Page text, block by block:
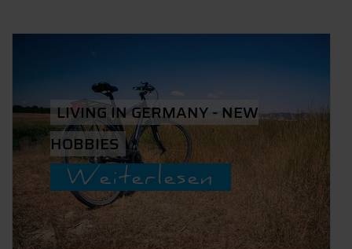
LIVING IN GERMANY - NEW
HOBBIES
Weiterlesen